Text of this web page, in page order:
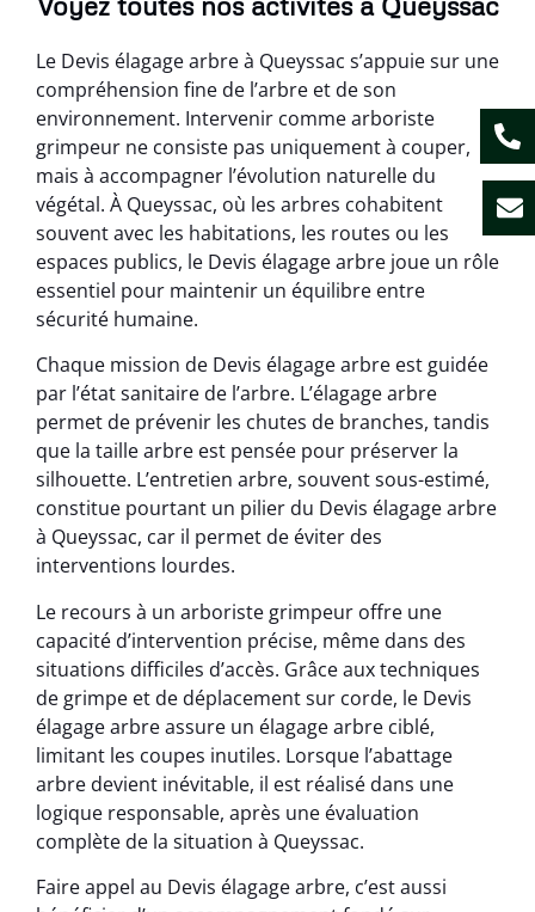
Le Devis élagage arbre à Queyssac s’appuie sur une
compréhension fine de l’arbre et de son
environnement. Intervenir comme arboriste
grimpeur ne consiste pas uniquement à couper,
mais à accompagner l’évolution naturelle du
végétal. À Queyssac, où les arbres cohabitent
souvent avec les habitations, les routes ou les
espaces publics, le Devis élagage arbre joue un rôle
essentiel pour maintenir un équilibre entre
sécurité humaine.
Chaque mission de Devis élagage arbre est guidée
par l’état sanitaire de l’arbre. L’élagage arbre
permet de prévenir les chutes de branches, tandis
que la taille arbre est pensée pour préserver la
silhouette. L’entretien arbre, souvent sous-estimé,
constitue pourtant un pilier du Devis élagage arbre
à Queyssac, car il permet de éviter des
interventions lourdes.
Le recours à un arboriste grimpeur offre une
capacité d’intervention précise, même dans des
situations difficiles d’accès. Grâce aux techniques
de grimpe et de déplacement sur corde, le Devis
élagage arbre assure un élagage arbre ciblé,
limitant les coupes inutiles. Lorsque l’abattage
arbre devient inévitable, il est réalisé dans une
logique responsable, après une évaluation
complète de la situation à Queyssac.
Faire appel au Devis élagage arbre, c’est aussi